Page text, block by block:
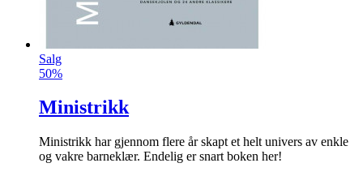
Salg
50%
Ministrikk
Ministrikk har gjennom flere år skapt et helt univers av enkle
og vakre barneklær. Endelig er snart boken her!